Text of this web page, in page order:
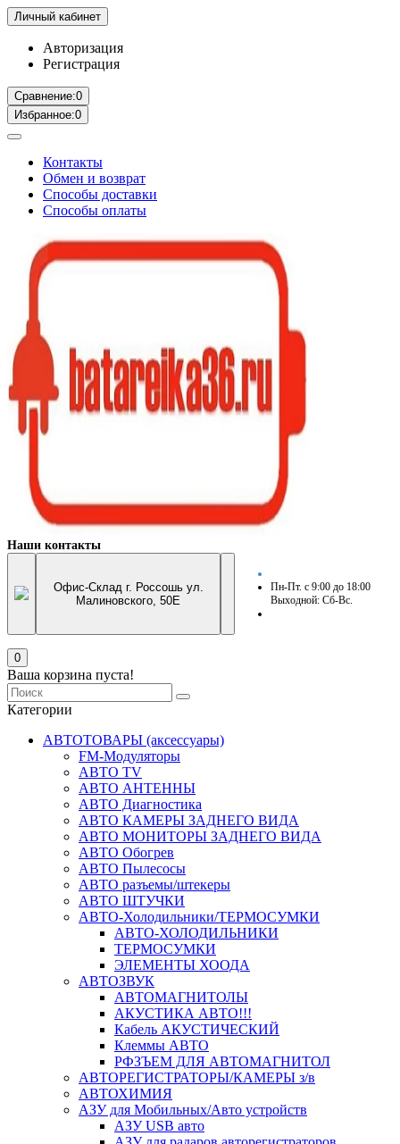
Личный кабинет
Авторизация
Регистрация
Сравнение:0
Избранное:0
Контакты
Обмен и возврат
Способы доставки
Способы оплаты
Наши контакты
Офис-Склад г. Россошь ул.
Малиновского, 50Е
Пн-Пт. с 9:00 до 18:00
Выходной: Сб-Вс.
0
Ваша корзина пуста!
Категории
АВТОТОВАРЫ (аксессуары)
FM-Модуляторы
АВТО TV
АВТО АНТЕННЫ
АВТО Диагностика
АВТО КАМЕРЫ ЗАДНЕГО ВИДА
АВТО МОНИТОРЫ ЗАДНЕГО ВИДА
АВТО Обогрев
АВТО Пылесосы
АВТО разъемы/штекеры
АВТО ШТУЧКИ
АВТО-Холодильники/ТЕРМОСУМКИ
АВТО-ХОЛОДИЛЬНИКИ
ТЕРМОСУМКИ
ЭЛЕМЕНТЫ ХООДА
АВТОЗВУК
АВТОМАГНИТОЛЫ
АКУСТИКА АВТО!!!
Кабель АКУСТИЧЕСКИЙ
Клеммы АВТО
РФЗЪЕМ ДЛЯ АВТОМАГНИТОЛ
АВТОРЕГИСТРАТОРЫ/КАМЕРЫ з/в
АВТОХИМИЯ
АЗУ для Мобильных/Авто устройств
АЗУ USB авто